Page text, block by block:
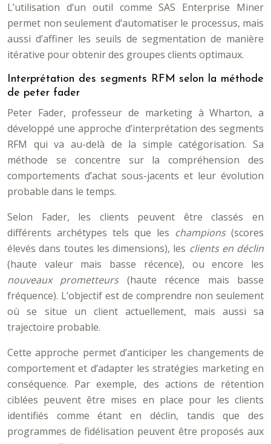
L’utilisation d’un outil comme SAS Enterprise Miner
permet non seulement d’automatiser le processus, mais
aussi d’affiner les seuils de segmentation de manière
itérative pour obtenir des groupes clients optimaux.
Interprétation des segments RFM selon la méthode
de peter fader
Peter Fader, professeur de marketing à Wharton, a
développé une approche d’interprétation des segments
RFM qui va au-delà de la simple catégorisation. Sa
méthode se concentre sur la compréhension des
comportements d’achat sous-jacents et leur évolution
probable dans le temps.
Selon Fader, les clients peuvent être classés en
différents archétypes tels que les champions (scores
élevés dans toutes les dimensions), les clients en déclin
(haute valeur mais basse récence), ou encore les
nouveaux prometteurs (haute récence mais basse
fréquence). L’objectif est de comprendre non seulement
où se situe un client actuellement, mais aussi sa
trajectoire probable.
Cette approche permet d’anticiper les changements de
comportement et d’adapter les stratégies marketing en
conséquence. Par exemple, des actions de rétention
ciblées peuvent être mises en place pour les clients
identifiés comme étant en déclin, tandis que des
programmes de fidélisation peuvent être proposés aux